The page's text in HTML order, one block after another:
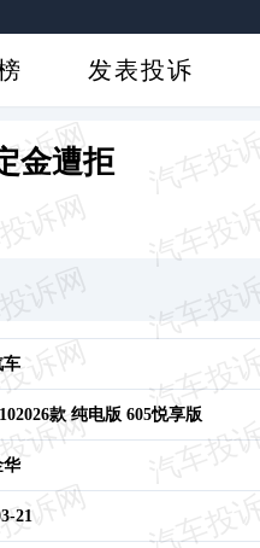
发表投诉
金遭拒
车
2026款 纯电版 605悦享版
华
21